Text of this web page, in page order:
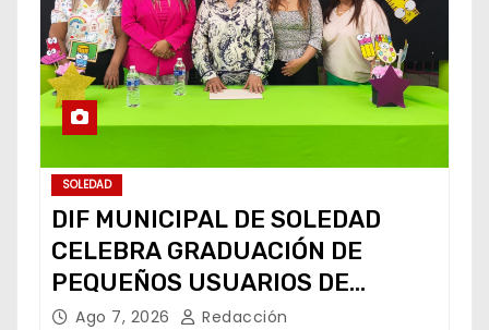
SOLEDAD
DIF MUNICIPAL DE SOLEDAD
CELEBRA GRADUACIÓN DE
PEQUEÑOS USUARIOS DE
ESTANCIAS “CAPULLITOS 1 Y 2”
Ago 7, 2026 Redacción